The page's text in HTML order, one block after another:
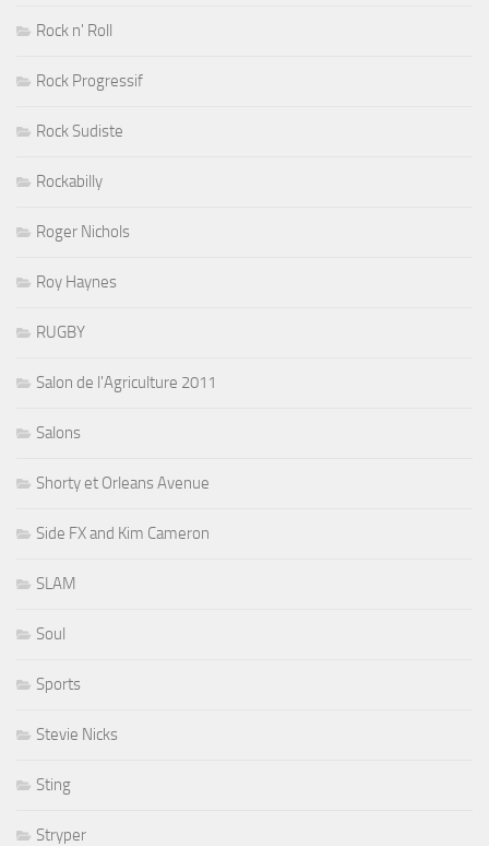
Rock n' Roll
Rock Progressif
Rock Sudiste
Rockabilly
Roger Nichols
Roy Haynes
RUGBY
Salon de l'Agriculture 2011
Salons
Shorty et Orleans Avenue
Side FX and Kim Cameron
SLAM
Soul
Sports
Stevie Nicks
Sting
Stryper